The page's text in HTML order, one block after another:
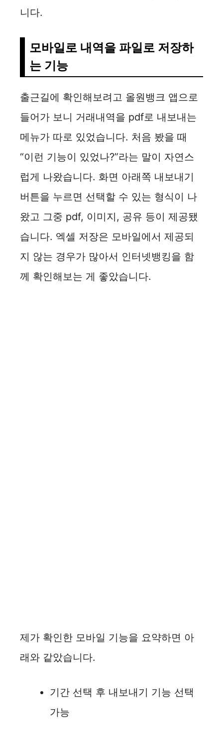
e
o
니다.
모바일로 내역을 파일로 저장하
는 기능
출근길에 확인해보려고 올원뱅크 앱으로
들어가 보니 거래내역을 pdf로 내보내는
메뉴가 따로 있었습니다. 처음 봤을 때
“이런 기능이 있었나?”라는 말이 자연스
럽게 나왔습니다. 화면 아래쪽 내보내기
버튼을 누르면 선택할 수 있는 형식이 나
왔고 그중 pdf, 이미지, 공유 등이 제공됐
습니다. 엑셀 저장은 모바일에서 제공되
지 않는 경우가 많아서 인터넷뱅킹을 함
께 확인해보는 게 좋았습니다.
제가 확인한 모바일 기능을 요약하면 아
래와 같았습니다.
기간 선택 후 내보내기 기능 선택
가능